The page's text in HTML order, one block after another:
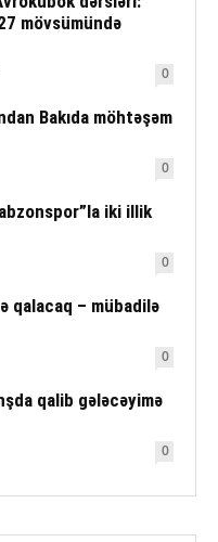
mövsümündə
0
Bakıda möhtəşəm
0
iki illik
0
qalacaq – mübadilə
0
qalib gələcəyimə
0